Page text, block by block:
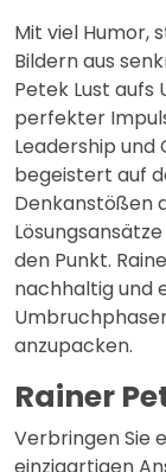
Mit viel Humor,
Bildern aus
Petek Lust aufs
perfekter
Leadership und
begeistert auf
Denkanstößen
den Punkt.
nachhaltig und
anzupacken.
Rainer
Verbringen Sie